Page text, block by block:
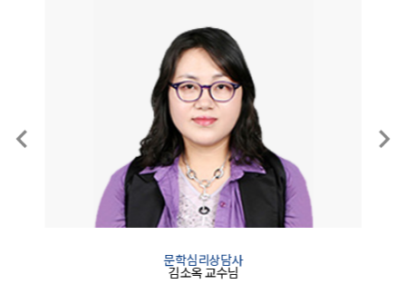
문학심리상담사
김소옥교수님